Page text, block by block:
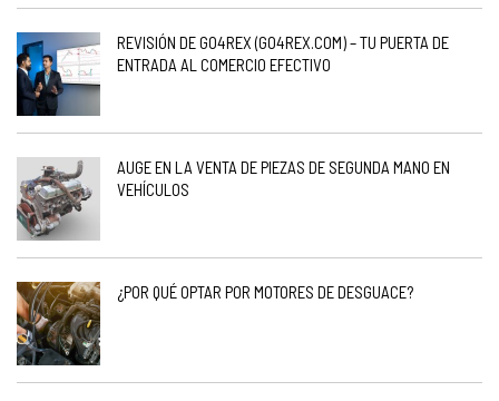
REVISIÓN DE GO4REX (GO4REX.COM) – TU PUERTA DE
ENTRADA AL COMERCIO EFECTIVO
AUGE EN LA VENTA DE PIEZAS DE SEGUNDA MANO EN
VEHÍCULOS
¿POR QUÉ OPTAR POR MOTORES DE DESGUACE?